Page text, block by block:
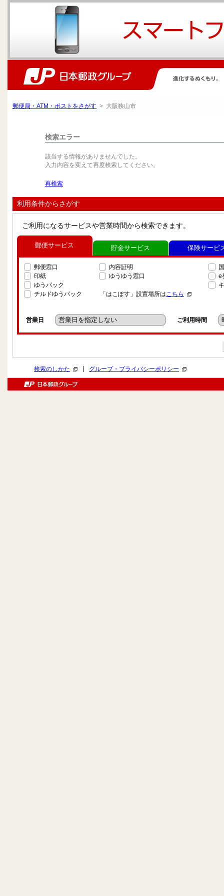
郵便局・ATM・ポストをさがす > 大阪狭山市
検索エラー
該当する情報がありませんでした。
入力内容を変えて再度検索してください。
再検索
利用条件からさがす
ご利用になるサービスや営業時間から検索できます。
郵便サービス
郵便窓口
印紙
ゆうパック
チルドゆうパック
内容証明
ゆうゆう窓口
「はこぽす」設置場所はこちら
e
営業日 ご利用時間
貯金サービス 保険サービ
検索のしかた グループ・プライバシーポリシー